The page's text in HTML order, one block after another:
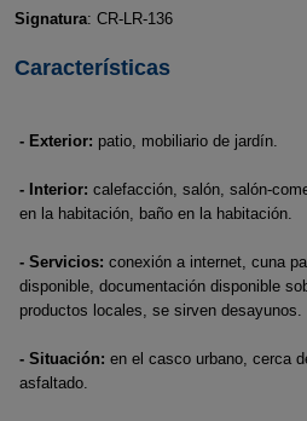
Signatura: CR-LR-136
Características
- Exterior: patio, mobiliario de jardín.
- Interior: calefacción, salón, salón-
en la habitación, baño en la habitación.
- Servicios: conexión a internet, cuna
disponible, documentación disponible
productos locales, se sirven desayunos.
- Situación: en el casco urbano, cerca
asfaltado.